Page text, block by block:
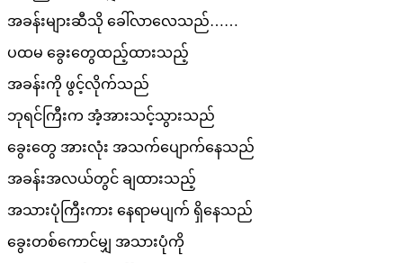
အခန်းများဆီသို ခေါ်လာလေသည်……
ပထမ ခွေးတွေထည့်ထားသည့်
အခန်းကို ဖွင့်လိုက်သည်
ဘုရင်ကြီးက အံ့အားသင့်သွားသည်
ခွေးတွေ အားလုံး အသက်ပျောက်နေသည်
အခန်းအလယ်တွင် ချထားသည့်
အသားပုံကြီးကား နေရာမပျက် ရှိနေသည်
ခွေးတစ်ကောင်မျှ အသားပုံကို